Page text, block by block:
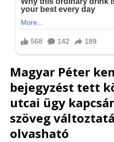
Magyar Péter
bejegyzést tett
utcai ügy
szöveg
olvasható